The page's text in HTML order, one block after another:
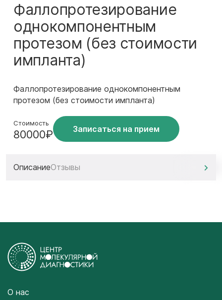
Фаллопротезирование
однокомпонентным
протезом (без стоимости
импланта)
Фаллопротезирование однокомпонентным
протезом (без стоимости импланта)
Стоимость
80000₽ Записаться на прием
ОписаниеОтзывы
О нас